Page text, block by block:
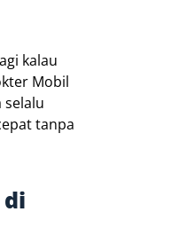
kalau
Mobil
selalu
tanpa